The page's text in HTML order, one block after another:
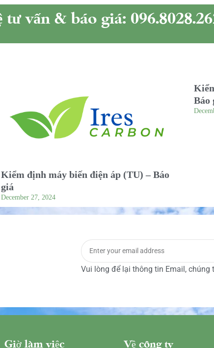
tư vấn & báo giá:
Kiểm định máy biến điện áp (TU) – Báo
giá
December 27, 2024
Báo
Vui lòng để lại thông tin Email, chúng
Giờ làm việc Về công ty